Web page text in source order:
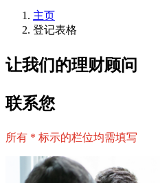
主页
登记表格
让我们的理财顾问
联系您
所有 * 标示的栏位均需填写